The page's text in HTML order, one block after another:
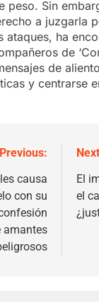
peso. Sin
a juzgarla
ataques, ha
de
de
y centrarse
Previous:
causa
con su
amantes
El
el